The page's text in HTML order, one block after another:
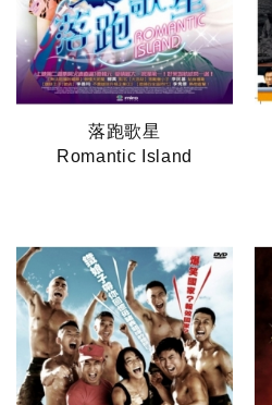
落跑歌星
Romantic Island